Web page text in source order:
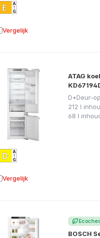
Vergelijk aan vergelijking
ATAG
D•Deur-
212 l
68 l
Vergelijk aan vergelijking
BOSCH